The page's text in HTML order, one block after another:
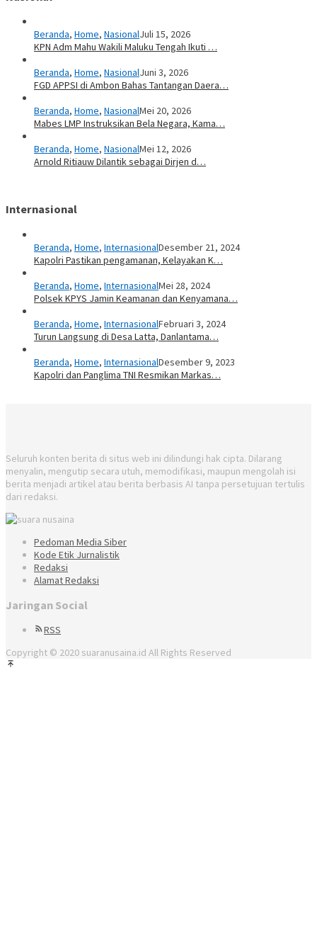
Beranda, Home, NasionalJuli 15, 2026
KPN Adm Mahu Wakili Maluku Tengah Ikuti …
Beranda, Home, NasionalJuni 3, 2026
FGD APPSI di Ambon Bahas Tantangan Daera…
Beranda, Home, NasionalMei 20, 2026
Mabes LMP Instruksikan Bela Negara, Kama…
Beranda, Home, NasionalMei 12, 2026
Arnold Ritiauw Dilantik sebagai Dirjen d…
Internasional
Beranda, Home, InternasionalDesember 21, 2024
Kapolri Pastikan pengamanan, Kelayakan K…
Beranda, Home, InternasionalMei 28, 2024
Polsek KPYS Jamin Keamanan dan Kenyamana…
Beranda, Home, InternasionalFebruari 3, 2024
Turun Langsung di Desa Latta, Danlantama…
Beranda, Home, InternasionalDesember 9, 2023
Kapolri dan Panglima TNI Resmikan Markas…
Seluruh konten berita di situs web ini dilindungi hak cipta. Dilarang
menyalin, mengutip secara utuh, memodifikasi, maupun mengolah isi
berita menjadi artikel atau berita berbasis AI tanpa persetujuan tertulis
dari redaksi.
Pedoman Media Siber
Kode Etik Jurnalistik
Redaksi
Alamat Redaksi
Jaringan Social
RSS
Copyright © 2020 suaranusaina.id All Rights Reserved